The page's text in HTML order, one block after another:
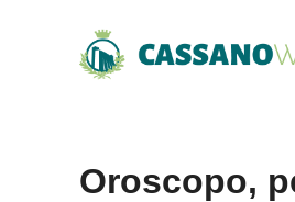
Oroscopo,